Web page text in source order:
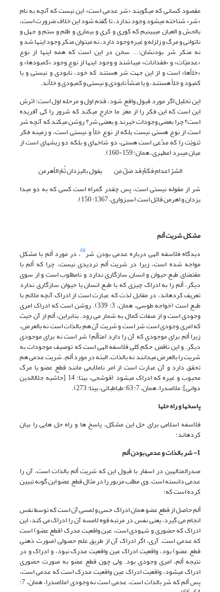
مقصود کسانى که مى‏گویند «شر عدمى است» این نیست که آنچه به نام
«شر» شناخته مى‏شود وجود ندارد، تا گفته شود این خلاف ضرورت است،
بالحسّ و العیان مى‏بینیم که کورى و کرى و بیمارى و ظلم و ستم و جهل و
ناتوانى و مرگ و زلزله و غیره وجود دارد، نه مى‏توان منکر وجود اینها شد و
نه منکر شر بودنشان؛... سخن در این است که همه این‏ها از نوع
«عدمیّات» و «فقدانات» مى‏باشند و وجود اینها از نوع وجود «کمبودها» و
«خلأها» است و از این جهت شر هستند که خود، نابودى و نیستى و یا
کمبود و خلأ هستند، و یا منشأ نابودى و نیستى و کمبودى و خلأند.
این تحلیل اگر مورد قبول واقع شود، قدم اول و مرحله اول است؛ اثرش
این است که این فکر را از مغز ما خارج مى‏کند که شرور را کى آفریده
است؟ چرا بعضى وجودات خیرند و بعضى شر؟ روشن مى‏کند که آنچه شر
است از نوع هستى نیست بلکه از نوع خلأ و نیستى است، و زمینه فکر
ثنویّت را که مدّعى است هستى، دو شاخه‏اى و بلکه دو ریشه‏اى است از
میان مى‏برد (مطهری، همان: 159-160).
الشرّ اعدام فَکَمْ قد ضلّ مَن یقول بالیزدان ثُمّ الأهرمن
شر از مقوله نیستی است، پس چقدر گمراه است کسی که به دو مبدا
یزدان و اهرمن قائل است (سبزواری، 1367: 150).
مشکل شریت ألم
دیدگاه فلاسفه الهی درباره عدمی بودن شر[1] ، در مورد ألم با مشکل
مواجه شده است، زیرا در شریت ألم تردیدی نیست، چرا که ألم با
مقتضای طبع حیوان و انسان سازگاری ندارد و نامطلوب است و از سوی
دیگر، ألم را به ادراک چیزی که با طبع انسان یا حیوان سازگاری ندارد
تعریف کرده‏اند، در مقابل لذت که عبارت است از ادراک آنچه ملائم با
طبع است (خواجه طوسی، همان، 3: 339). روشن است که ادراک امری
وجودی است و از صفات کمال به شمار می رود. بنابراین، ألم از آن حیث
که امری وجودی است شر است و شریت آن هم بالذات است نه بالعرض،
زیرا ألم برای موجودی که آن را دارد (متألّم) شر است نه برای موجودی
دیگر. و این ناقض حکم کلی فلاسفه الهی است که توصیف موجودات به
شریت را بالعرض می‏دانند نه بالذات. البته در مورد ألم، شریت عدمی هم
تحقق دارد و آن عبارت است از امر ناملایمی مانند قطع عضو یا مرگ
محبوب و غیره که ادراک می‏شود (قوشجی، بی‏تا: 14 [حاشیه جلال‏الدین
دوانی]؛ ملاصدرا، همان، 7: 63؛ طباطبائی، بی‏تا: 273).
پاسخ‏ها و راه حل‏ها
فلاسفه اسلامی برای حل این مشکل، پاسخ ها و راه حل هایی را بیان
کرده‏اند:
1- شر بالذات و عدمی بودن ألم
صدرالمتالهین در اسفار با قبول این که شریت ألم بالذات است، آن را
عدمی دانسته است. وی مطلب مزبور را در مثال قطع عضو این گونه تبیین
کرده است که:
ألم حاصل از قطع عضو همان ادراک حسی و لمسی آن است که توسط نفس
انجام می گیرد، یعنی نفس در مرتبه قوه لامسه آن را ادراک می کند، این
ادراک که حضوری و شهودی است، عین واقعیت مدرک (قطع عضو) است
که عدمی است. آری، ‌اگر ادراک آن از طریق علم حصولی (صورت ذهنی
قطع عضو) بود، واقعیت ادراک عین واقعیت مدرک نبود، و ادراک و در
نتیجه ألم، امری وجودی بود. ولی چون قطع عضو به صورت حضوری
ادراک می‏شود، واقعیت ادراک عین واقعیت مدرک است که عدمی است،
پس ألم که شر بالذات است، عدمی است نه وجودی (ملاصدرا، همان، 7: